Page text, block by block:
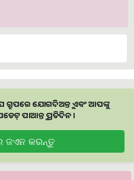
ଗ୍ରୁପରେ ଯୋଗଦିଅନ୍ତୁ ଏବଂ ଆପଙ୍କୁ
ପାଆନ୍ତୁ ପ୍ରତିଦିନ ।
ଜଏନ କରନ୍ତୁ